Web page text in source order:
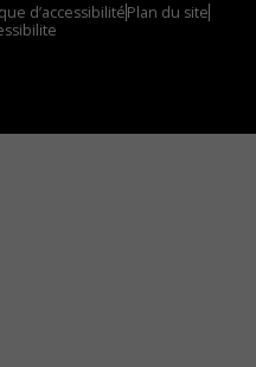
d’accessibilitéPlan du site